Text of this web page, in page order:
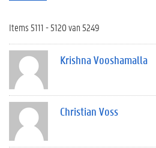
Items 5111 - 5120 van 5249
Krishna Vooshamalla
Christian Voss